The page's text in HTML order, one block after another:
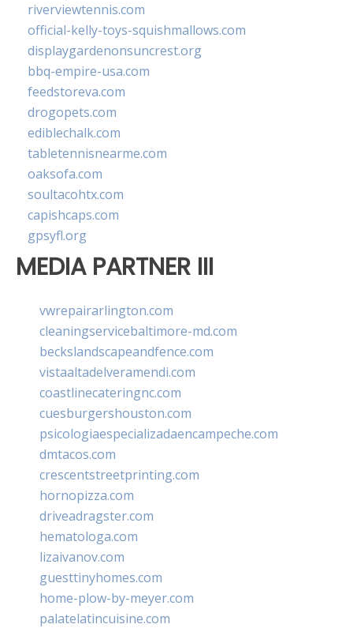
riverviewtennis.com
official-kelly-toys-squishmallows.com
displaygardenonsuncrest.org
bbq-empire-usa.com
feedstoreva.com
drogopets.com
ediblechalk.com
tabletennisnearme.com
oaksofa.com
soultacohtx.com
capishcaps.com
gpsyfl.org
MEDIA PARTNER III
vwrepairarlington.com
cleaningservicebaltimore-md.com
beckslandscapeandfence.com
vistaaltadelveramendi.com
coastlinecateringnc.com
cuesburgershouston.com
psicologiaespecializadaencampeche.com
dmtacos.com
crescentstreetprinting.com
hornopizza.com
driveadragster.com
hematologa.com
lizaivanov.com
guesttinyhomes.com
home-plow-by-meyer.com
palatelatincuisine.com